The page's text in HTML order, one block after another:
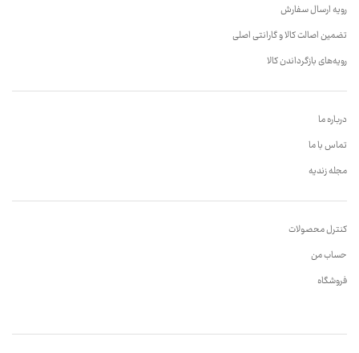
رویه ارسال سفارش
تضمین اصالت کالا و گارانتی اصلی
رویه‌های بازگرداندن کالا
درباره ما
تماس با ما
مجله زندیه
کنترل محصولات
حساب من
فروشگاه